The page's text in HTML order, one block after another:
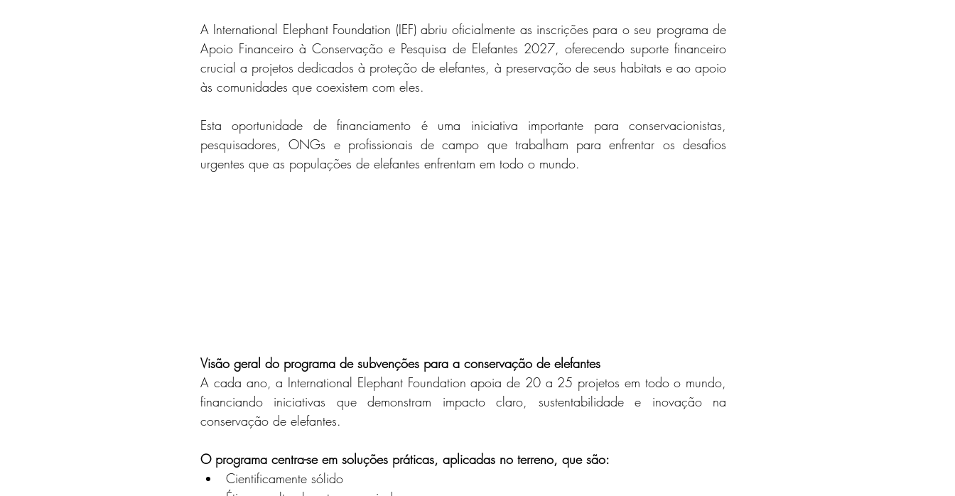
A International Elephant Foundation (IEF) abriu oficialmente as inscrições para o seu programa de
Apoio Financeiro à Conservação e Pesquisa de Elefantes 2027, oferecendo suporte financeiro
crucial a projetos dedicados à proteção de elefantes, à preservação de seus habitats e ao apoio
às comunidades que coexistem com eles.
Esta oportunidade de financiamento é uma iniciativa importante para conservacionistas,
pesquisadores, ONGs e profissionais de campo que trabalham para enfrentar os desafios
urgentes que as populações de elefantes enfrentam em todo o mundo.
Visão geral do programa de subvenções para a conservação de elefantes
A cada ano, a International Elephant Foundation apoia de 20 a 25 projetos em todo o mundo,
financiando iniciativas que demonstram impacto claro, sustentabilidade e inovação na
conservação de elefantes.
O programa centra-se em soluções práticas, aplicadas no terreno, que são:
Cientificamente sólido